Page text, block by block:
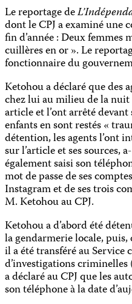
Le reportage de
dont le CPJ a examiné une
fin d’année : Deux femmes
cuillères en or ». Le
fonctionnaire du
Ketohou a déclaré que des
chez lui au milieu de la
article et l’ont arrêté
enfants en sont restés «
détention, les agents l’ont
sur l’article et ses
également saisi son
mot de passe de ses
Instagram et de ses trois
M. Ketohou au CPJ.
Ketohou a d’abord été
la gendarmerie locale,
il a été transféré au Service
d’investigations
a déclaré au CPJ que les
son téléphone à la date